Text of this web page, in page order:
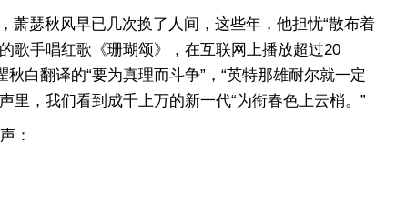
瑟秋风早已几次换了人间，这些年，他担忧“散布着
歌手唱红歌《珊瑚颂》，在互联网上播放超过20
白翻译的“要为真理而斗争”，“英特那雄耐尔就一定
，我们看到成千上万的新一代“为衔春色上云梢。”
：